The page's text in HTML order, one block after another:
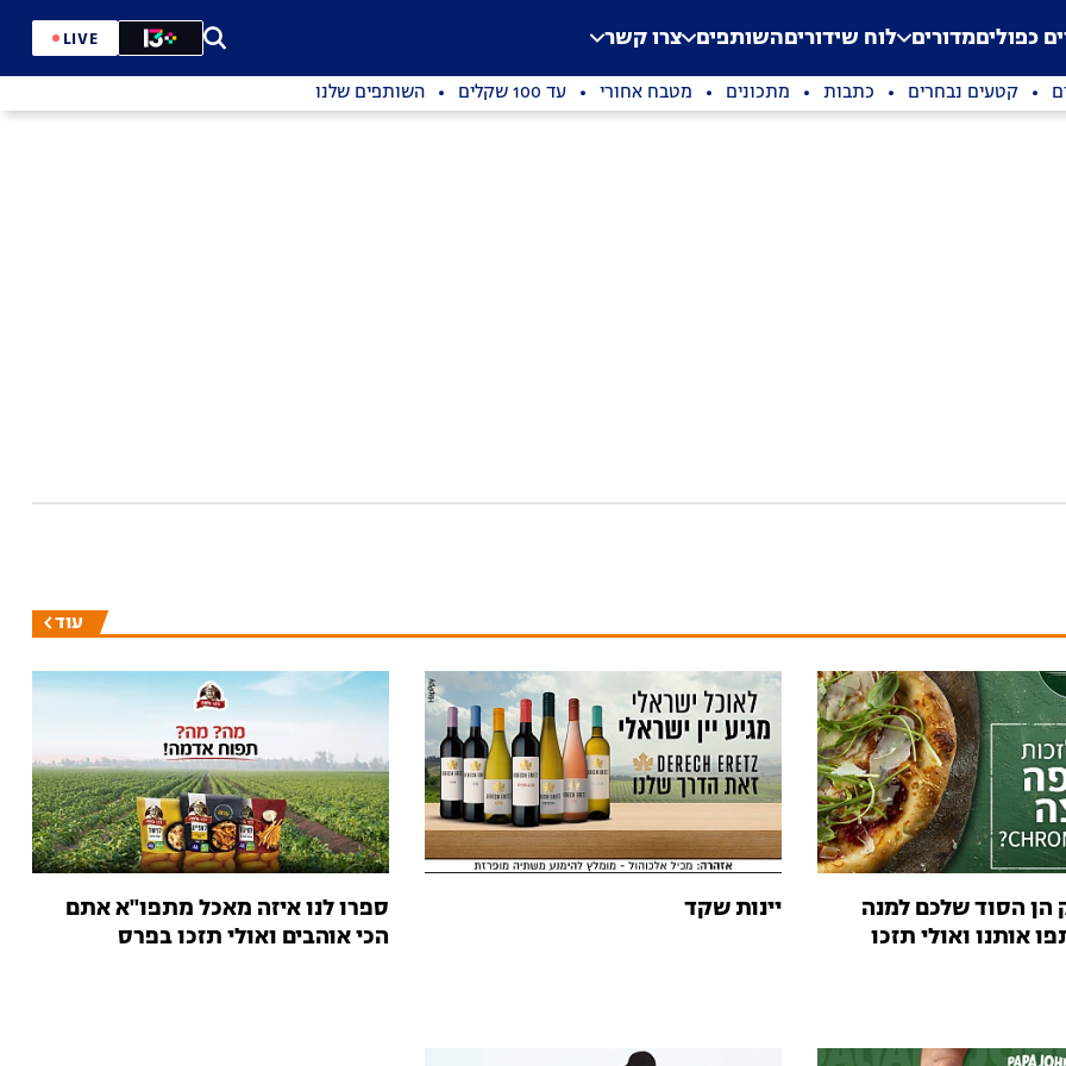
Application error: a
. כפוליםמדורים לוח שידוריםהשותפים צרו קשר LIVE
קטעים נבחרים כתבות מתכונים מטבח אחורי עד 100 שקלים השותפים שלנו
עוד
הן הסוד שלכם למנה
אותנו ואולי תזכו
יינות שקד
ספרו לנו איזה מאכל מתפו"א אתם
הכי אוהבים ואולי תזכו בפרס